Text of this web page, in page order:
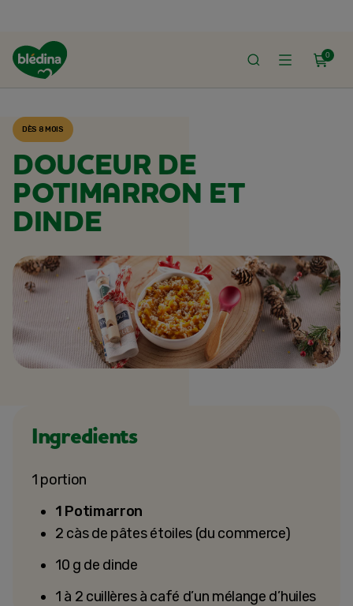
0
ACCUEIL
DÈS 8 MOIS
DOUCEUR DE
POTIMARRON ET
DINDE
Ingredients
1 portion
1 Potimarron
2 càs de pâtes étoiles (du commerce)
10 g de dinde
1 à 2 cuillères à café d’un mélange d’huiles